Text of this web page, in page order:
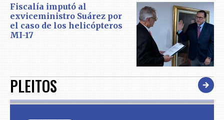
Fiscalía imputó al
exviceministro Suárez por
el caso de los helicópteros
MI-17
PLEITOS